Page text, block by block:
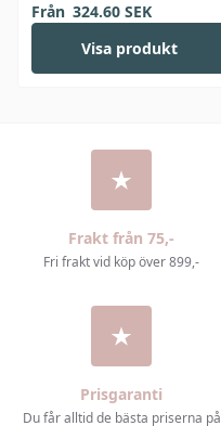
Från 324.60SEK
Visa produkt
Frakt från 75,-
Fri frakt vid köp över 899,-
Prisgaranti
Du får alltid de bästa priserna på